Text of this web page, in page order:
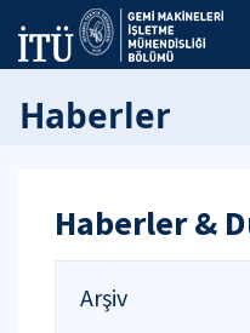
Haberler
Haberler &
Arşiv